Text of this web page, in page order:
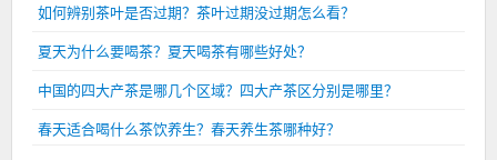
如何辨别茶叶是否过期？茶叶过期没过期怎么看？
夏天为什么要喝茶？夏天喝茶有哪些好处？
中国的四大产茶是哪几个区域？四大产茶区分别是哪里？
春天适合喝什么茶饮养生？春天养生茶哪种好？